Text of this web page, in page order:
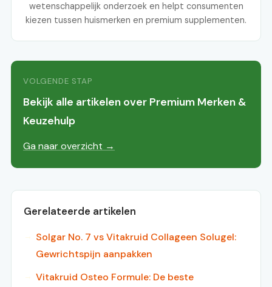
wetenschappelijk onderzoek en helpt consumenten
kiezen tussen huismerken en premium supplementen.
VOLGENDE STAP
Bekijk alle artikelen over Premium Merken &
Keuzehulp
Ga naar overzicht →
Gerelateerde artikelen
Solgar No. 7 vs Vitakruid Collageen Solugel:
Gewrichtspijn aanpakken
Vitakruid Osteo Formule: De beste